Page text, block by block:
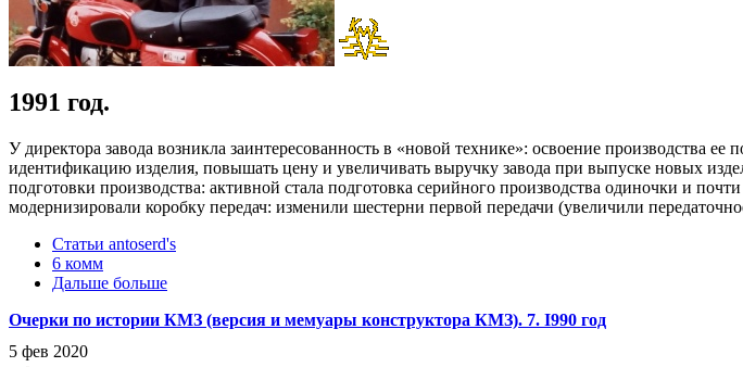
1991 год.
У директора завода возникла заинтересованность в «новой технике»: освоение производства ее
идентификацию изделия, повышать цену и увеличивать выручку завода при выпуске новых
подготовки производства: активной стала подготовка серийного производства одиночки и
модернизировали коробку передач: изменили шестерни первой передачи (увеличили
Статьи antoserd's
6 комм
Дальше больше
Очерки по истории КМЗ (версия и мемуары конструктора КМЗ). 7. I990 год
5 фев 2020